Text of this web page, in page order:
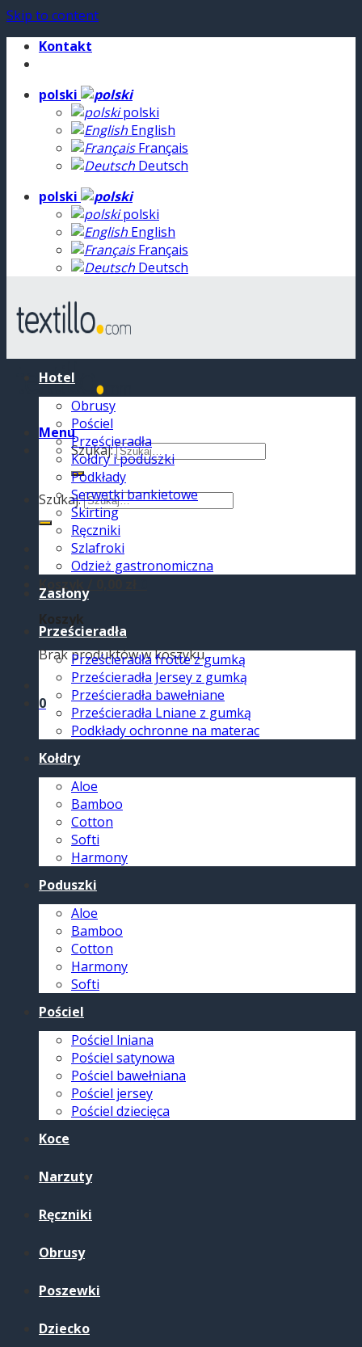
Skip to content
Kontakt
polski
polski
English
Français
Deutsch
polski
polski
English
Français
Deutsch
Menu
Szukaj:
Szukaj:
Koszyk /
Koszyk
Brak produktów w koszyku.
0
Hotel
Obrusy
Pościel
Prześcieradła
Kołdry i poduszki
Podkłady
Serwetki bankietowe
Skirting
Ręczniki
Szlafroki
Odzież gastronomiczna
Zasłony
Prześcieradła
Prześcieradła frotte z gumką
Prześcieradła Jersey z gumką
Prześcieradła bawełniane
Prześcieradła Lniane z gumką
Podkłady ochronne na materac
Kołdry
Aloe
Bamboo
Cotton
Softi
Harmony
Poduszki
Aloe
Bamboo
Cotton
Harmony
Softi
Pościel
Pościel lniana
Pościel satynowa
Pościel bawełniana
Pościel jersey
Pościel dziecięca
Koce
Narzuty
Ręczniki
Obrusy
Poszewki
Dziecko